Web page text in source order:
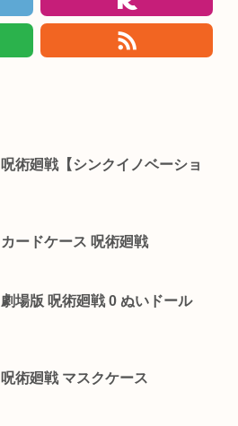
呪術廻戦【シンクイノベーショ
カードケース 呪術廻戦
劇場版 呪術廻戦 0 ぬいドール
呪術廻戦 マスクケース